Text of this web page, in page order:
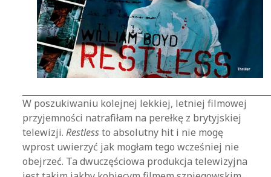
W poszukiwaniu kolejnej lekkiej, letniej filmowej
przyjemności natrafiłam na perełkę z brytyjskiej
telewizji.Restlessto absolutny hit i nie mogę
wprost uwierzyć jak mogłam tego wcześniej nie
obejrzeć. Ta dwuczęściowa produkcja telewizyjna